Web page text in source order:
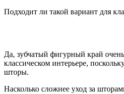
Подходит ли такой вариант для
Да, зубчатый фигурный край
классическом интерьере,
шторы.
Насколько сложнее уход за